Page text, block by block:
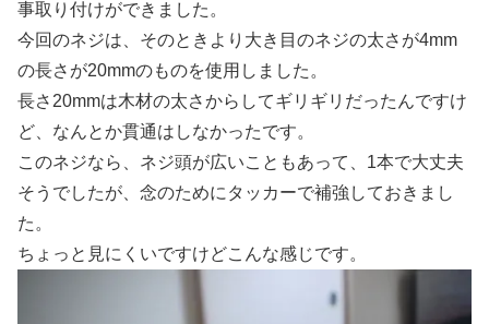
事取り付けができました。
今回のネジは、そのときより大き目のネジの太さが4mm
の長さが20mmのものを使用しました。
長さ20mmは木材の太さからしてギリギリだったんですけ
ど、なんとか貫通はしなかったです。
このネジなら、ネジ頭が広いこともあって、1本で大丈夫
そうでしたが、念のためにタッカーで補強しておきまし
た。
ちょっと見にくいですけどこんな感じです。